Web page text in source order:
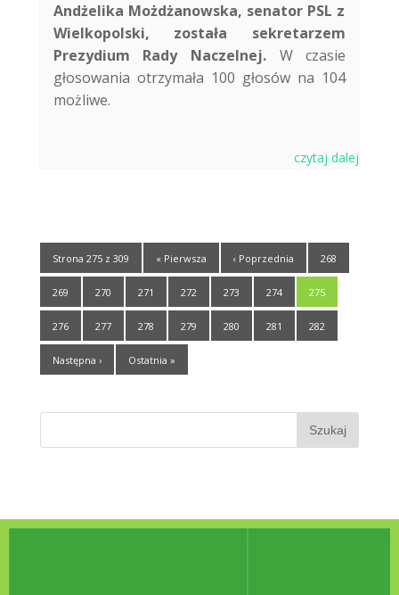
Andżelika Możdżanowska, senator PSL z
Wielkopolski, została sekretarzem
Prezydium Rady Naczelnej. W czasie
głosowania otrzymała 100 głosów na 104
możliwe.
czytaj dalej
Strona 275 z 309 « Pierwsza ‹ Poprzednia 268
269 270 271 272 273 274 275
276 277 278 279 280 281 282
Następna › Ostatnia »